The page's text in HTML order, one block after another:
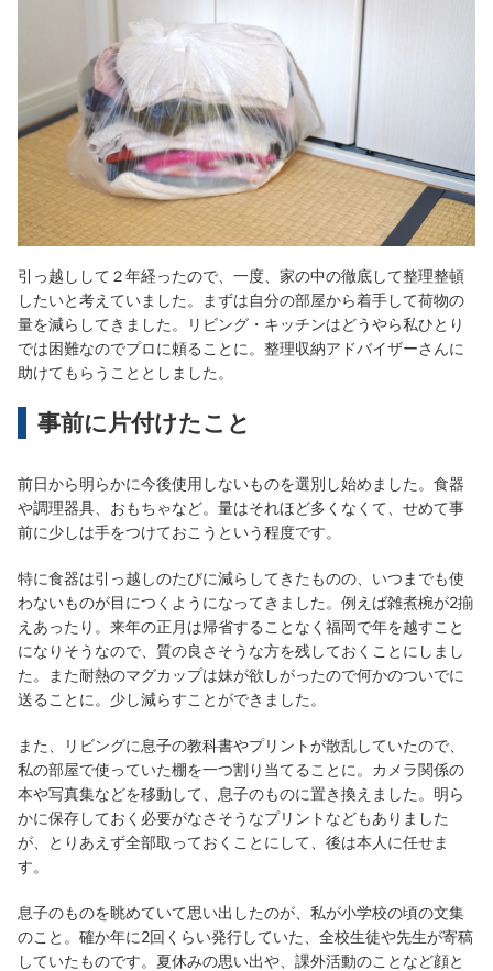
引っ越しして２年経ったので、一度、家の中の徹底して整理整頓
したいと考えていました。まずは自分の部屋から着手して荷物の
量を減らしてきました。リビング・キッチンはどうやら私ひとり
では困難なのでプロに頼ることに。整理収納アドバイザーさんに
助けてもらうこととしました。
事前に片付けたこと
前日から明らかに今後使用しないものを選別し始めました。食器
や調理器具、おもちゃなど。量はそれほど多くなくて、せめて事
前に少しは手をつけておこうという程度です。
特に食器は引っ越しのたびに減らしてきたものの、いつまでも使
わないものが目につくようになってきました。例えば雑煮椀が2揃
えあったり。来年の正月は帰省することなく福岡で年を越すこと
になりそうなので、質の良さそうな方を残しておくことにしまし
た。また耐熱のマグカップは妹が欲しがったので何かのついでに
送ることに。少し減らすことができました。
また、リビングに息子の教科書やプリントが散乱していたので、
私の部屋で使っていた棚を一つ割り当てることに。カメラ関係の
本や写真集などを移動して、息子のものに置き換えました。明ら
かに保存しておく必要がなさそうなプリントなどもありました
が、とりあえず全部取っておくことにして、後は本人に任せま
す。
息子のものを眺めていて思い出したのが、私が小学校の頃の文集
のこと。確か年に2回くらい発行していた、全校生徒や先生が寄稿
していたものです。夏休みの思い出や、課外活動のことなど顔と